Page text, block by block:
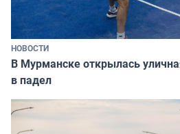
НОВОСТИ
В Мурманске открылась
в падел